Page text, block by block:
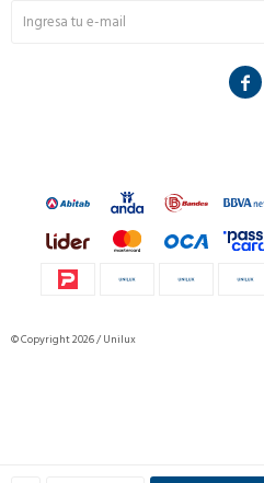

© Copyright 2026 / Unilux